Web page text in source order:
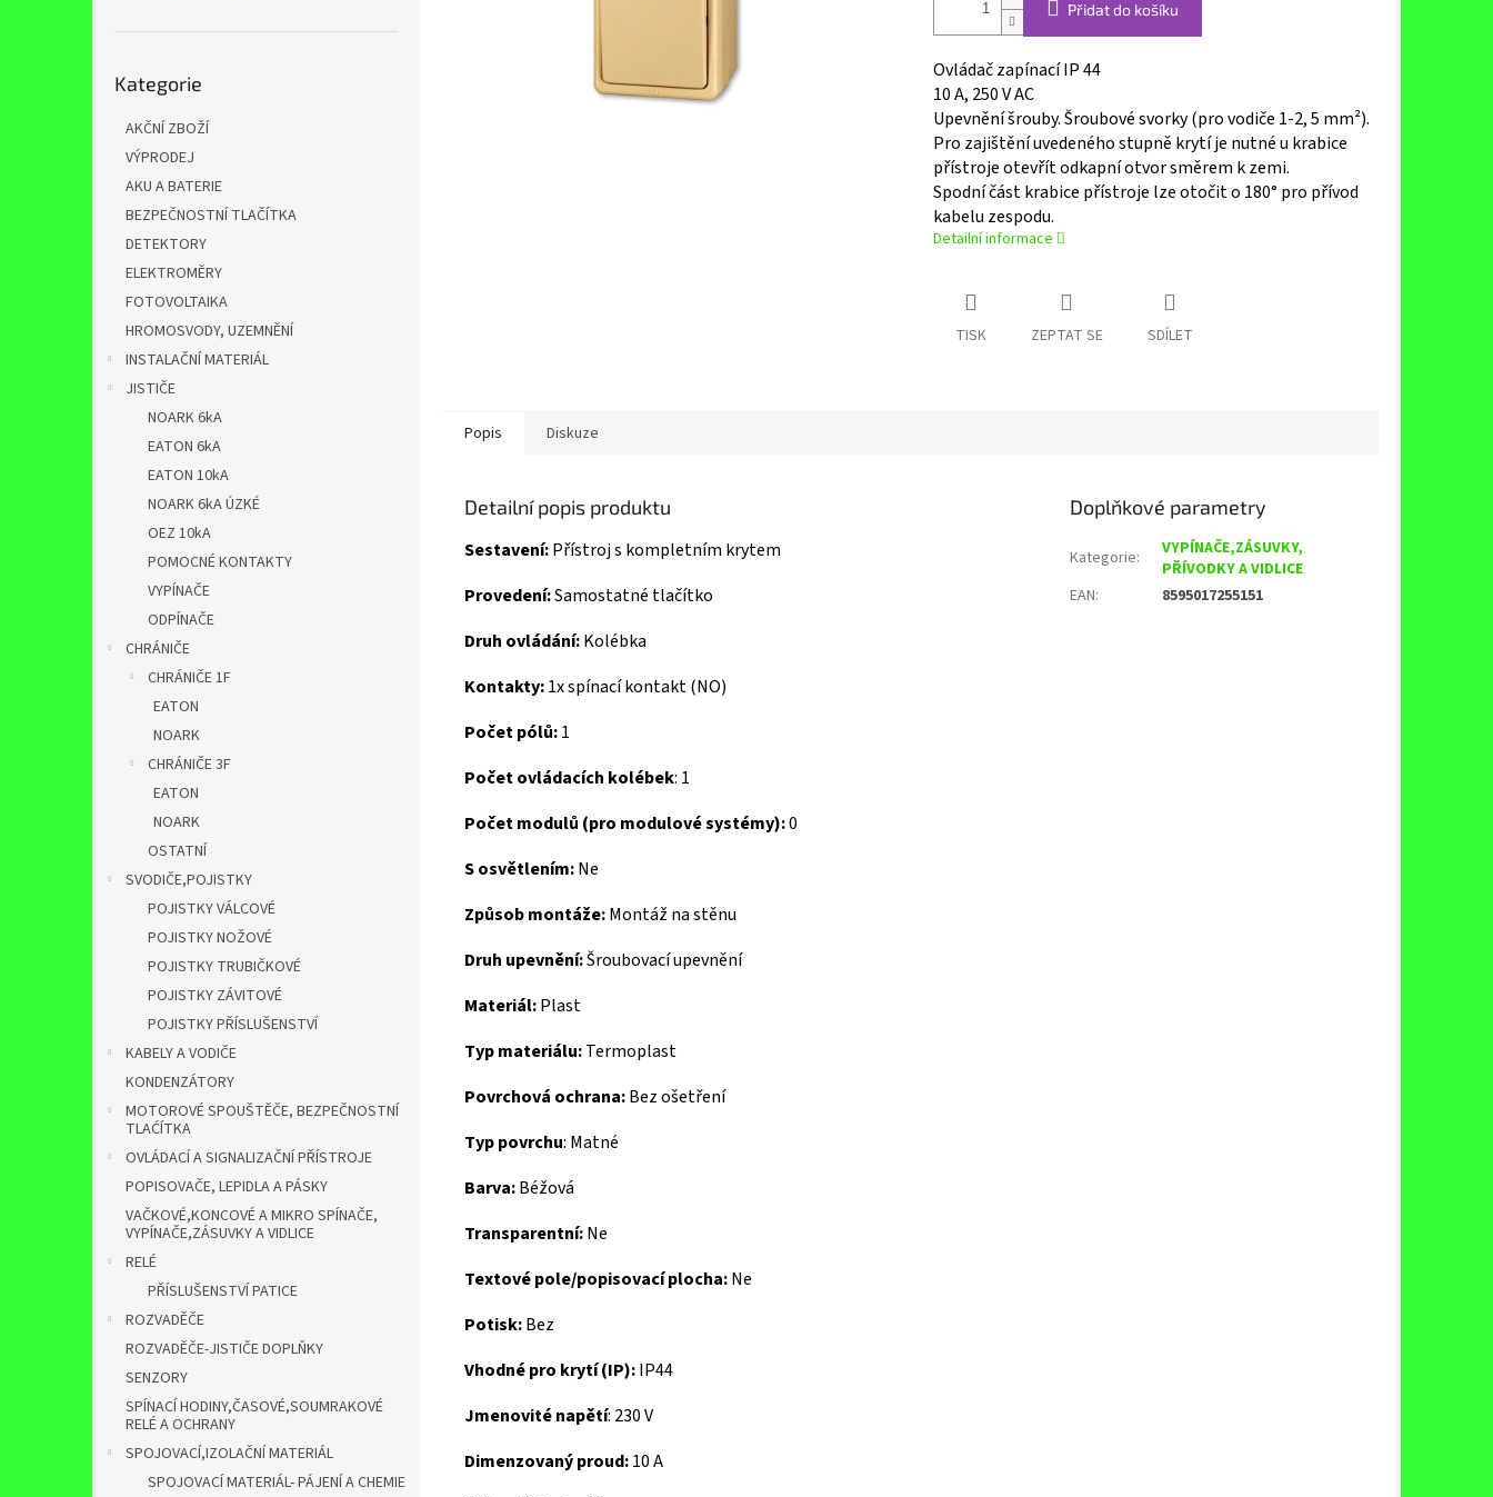
kategorie
Kategorie
AKČNÍ ZBOŽÍ
VÝPRODEJ
AKU A BATERIE
BEZPEČNOSTNÍ TLAČÍTKA
DETEKTORY
ELEKTROMĚRY
FOTOVOLTAIKA
HROMOSVODY, UZEMNĚNÍ
INSTALAČNÍ MATERIÁL
JISTIČE
NOARK 6kA
EATON 6kA
EATON 10kA
NOARK 6kA ÚZKÉ
OEZ 10kA
POMOCNÉ KONTAKTY
VYPÍNAČE
ODPÍNAČE
CHRÁNIČE
CHRÁNIČE 1F
EATON
NOARK
CHRÁNIČE 3F
EATON
NOARK
OSTATNÍ
SVODIČE,POJISTKY
POJISTKY VÁLCOVÉ
POJISTKY NOŽOVÉ
POJISTKY TRUBIČKOVÉ
POJISTKY ZÁVITOVÉ
POJISTKY PŘÍSLUŠENSTVÍ
KABELY A VODIČE
KONDENZÁTORY
MOTOROVÉ SPOUŠTĚČE, BEZPEČNOSTNÍ
TLAĆÍTKA
OVLÁDACÍ A SIGNALIZAČNÍ PŘÍSTROJE
POPISOVAČE, LEPIDLA A PÁSKY
VAČKOVÉ,KONCOVÉ A MIKRO SPÍNAČE,
VYPÍNAČE,ZÁSUVKY A VIDLICE
RELÉ
PŘÍSLUŠENSTVÍ PATICE
ROZVADĚČE
ROZVADĚČE-JISTIČE DOPLŇKY
SENZORY
SPÍNACÍ HODINY,ČASOVÉ,SOUMRAKOVÉ
RELÉ A OCHRANY
SPOJOVACÍ,IZOLAČNÍ MATERIÁL
SPOJOVACÍ MATERIÁL- PÁJENÍ A CHEMIE
Přidat do košíku
Ovládač zapínací IP 44
10 A, 250 V AC
Upevnění šrouby.Šroubové svorky (pro vodiče 1-2, 5 mm²).
Pro zajištění uvedeného stupně krytí je nutné u krabice
přístroje otevřít odkapní otvor směrem k zemi.
Spodní část krabice přístroje lze otočit o 180° pro přívod
kabelu zespodu.
Detailní informace
TISK ZEPTAT SE SDÍLET
Popis Diskuze
Detailní popis produktu
Sestavení:Přístroj s kompletním krytem
Provedení:Samostatné tlačítko
Druh ovládání:Kolébka
Kontakty:1x spínací kontakt (NO)
Počet pólů:1
Počet ovládacích kolébek: 1
Počet modulů (pro modulové systémy):0
S osvětlením:Ne
Způsob montáže:Montáž na stěnu
Druh upevnění:Šroubovací upevnění
Materiál:Plast
Typ materiálu:Termoplast
Povrchová ochrana:Bez ošetření
Typ povrchu: Matné
Barva:Béžová
Transparentní:Ne
Textové pole/popisovací plocha:Ne
Potisk:Bez
Vhodné pro krytí (IP):IP44
Jmenovité napětí: 230 V
Dimenzovaný proud:10 A
Doplňkové parametry
Kategorie:
VYPÍNAČE,ZÁSUVKY,
PŘÍVODKY A VIDLICE
EAN: 8595017255151